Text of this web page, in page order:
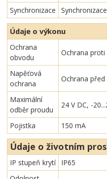
Synchronizace
Údaje o výkonu
Ochrana
obvodu
Ochrana proti
Napěťová
ochrana
Ochrana
Maximální
odběr proudu
24 V DC, -
Pojistka 150 mA
Údaje o životním
IP stupeň krytí
IP65